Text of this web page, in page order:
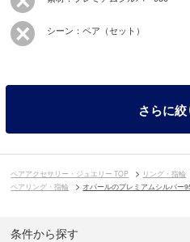
シーン：ペア（セット）
さらに
ペアアクセサリー・ジュエリー TOP リング・指輪
ペアリング・指輪
オパールのプレミアムシルバー
条件から探す